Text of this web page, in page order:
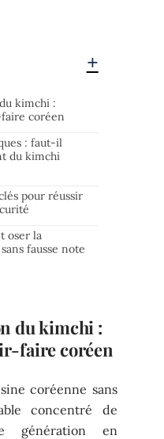
kimchi :
coréen
: faut-il
du kimchi
pour réussir
oser la
fausse note
du kimchi :
faire coréen
coréenne sans
concentré de
génération en